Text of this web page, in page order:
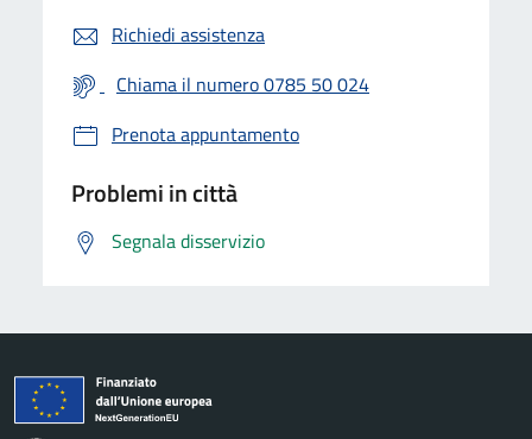
Richiedi assistenza
Chiama il numero 0785 50 024
Prenota appuntamento
Problemi in città
Segnala disservizio